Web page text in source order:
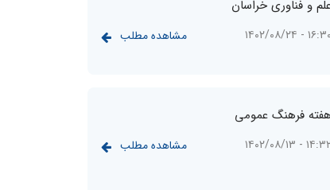
و فناوری خراسان
۱۶:۳۰ - ۱۴۰۲/۰۸/۲۴ مشاهده مطلب
هفته فرهنگ عمومی
- ۱۴۰۲/۰۸/۱۳ مشاهده مطلب